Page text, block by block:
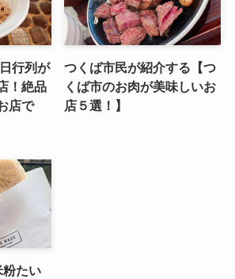
行列が
！絶品
店で
つくば市民が紹介する【つ
くば市のお肉が美味しいお
店５選！】
粉たい